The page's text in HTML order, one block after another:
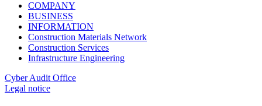
COMPANY
BUSINESS
INFORMATION
Construction Materials Network
Construction Services
Infrastructure Engineering
Cyber Audit Office
Legal notice